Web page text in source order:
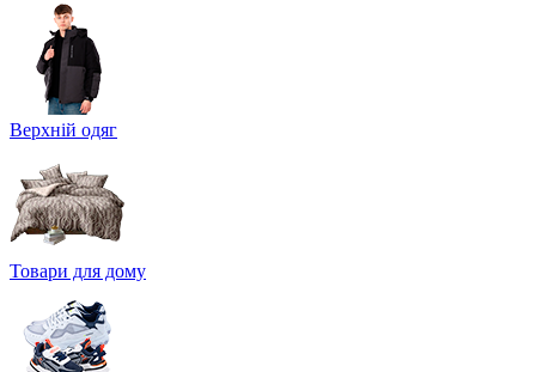
Верхній одяг
Товари для дому